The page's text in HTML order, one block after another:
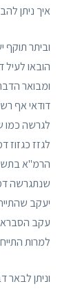
איך ניתן
וביתר
הובאו
ומבואר
דודאי אף
לגרשה כמו
לגזז כגזוז
הרמ"א
שנתגרשה
יעקב
עקב הסברא
למרות
וניתן לבאר